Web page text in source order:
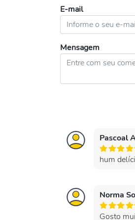
E-mail
Mensagem
Pascoal
hum
Norma
Gosto